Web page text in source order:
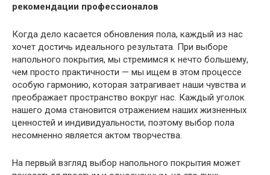
рекомендации профессионалов
Когда дело касается обновления пола, каждый из нас
хочет достичь идеального результата. При выборе
напольного покрытия, мы стремимся к нечто большему,
чем просто практичности — мы ищем в этом процессе
особую гармонию, которая затрагивает наши чувства и
преображает пространство вокруг нас. Каждый уголок
нашего дома становится отражением наших жизненных
ценностей и индивидуальности, поэтому выбор пола
несомненно является актом творчества.
На первый взгляд выбор напольного покрытия может